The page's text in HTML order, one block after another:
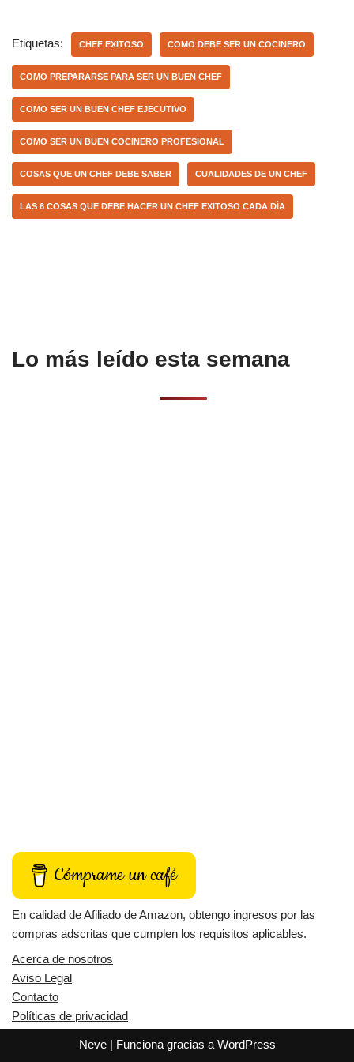
e
b
o
o
k
s
A
p
p
p
ar
tir
Etiquetas: CHEF EXITOSO COMO DEBE SER UN COCINERO
COMO PREPARARSE PARA SER UN BUEN CHEF
COMO SER UN BUEN CHEF EJECUTIVO
COMO SER UN BUEN COCINERO PROFESIONAL
COSAS QUE UN CHEF DEBE SABER CUALIDADES DE UN CHEF
LAS 6 COSAS QUE DEBE HACER UN CHEF EXITOSO CADA DÍA
Lo más leído esta semana
Cómprame un café
En calidad de Afiliado de Amazon, obtengo ingresos por las
compras adscritas que cumplen los requisitos aplicables.
Acerca de nosotros
Aviso Legal
Contacto
Políticas de privacidad
Neve| Funciona gracias a WordPress